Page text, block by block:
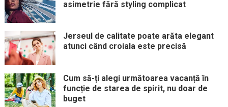
asimetrie fără styling complicat
Jerseul de calitate poate arăta elegant
atunci când croiala este precisă
Cum să-ți alegi următoarea vacanță în
funcție de starea de spirit, nu doar de
buget